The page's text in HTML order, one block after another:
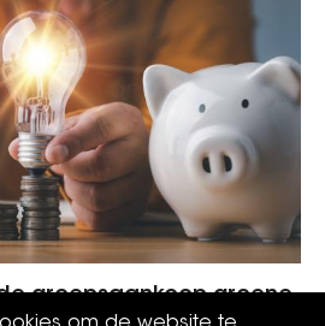
groepsaankoop groene